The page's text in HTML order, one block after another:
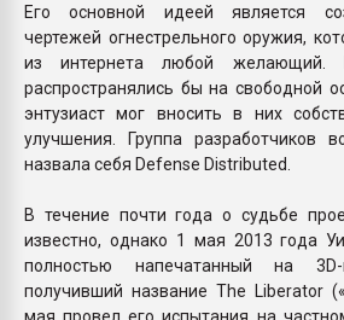
Его основной идеей является
чертежей огнестрельного оружия,
из интернета любой желающий.
распространялись бы на свободной
энтузиаст мог вносить в них
улучшения. Группа разработчиков
назвала себя Defense Distributed.
В течение почти года о судьбе
известно, однако 1 мая 2013 года
полностью напечатанный на 3D-
получивший название The Liberator
мая провел его испытания на